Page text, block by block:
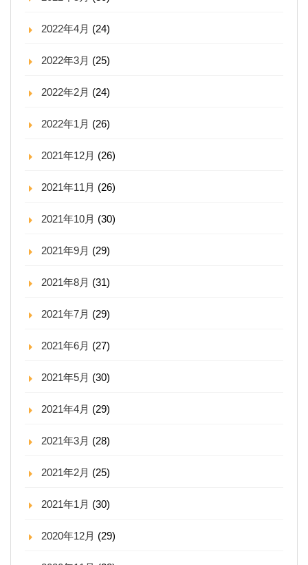
2022年4月 (24)
2022年3月 (25)
2022年2月 (24)
2022年1月 (26)
2021年12月 (26)
2021年11月 (26)
2021年10月 (30)
2021年9月 (29)
2021年8月 (31)
2021年7月 (29)
2021年6月 (27)
2021年5月 (30)
2021年4月 (29)
2021年3月 (28)
2021年2月 (25)
2021年1月 (30)
2020年12月 (29)